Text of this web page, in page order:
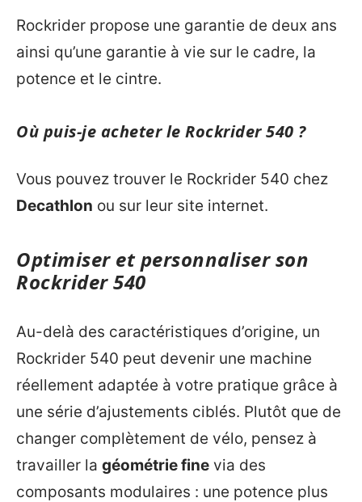
Rockrider propose une garantie de deux ans
ainsi qu’une garantie à vie sur le cadre, la
potence et le cintre.
Où puis-je acheter le Rockrider 540 ?
Vous pouvez trouver le Rockrider 540 chez
Decathlon ou sur leur site internet.
Optimiser et personnaliser son
Rockrider 540
Au-delà des caractéristiques d’origine, un
Rockrider 540 peut devenir une machine
réellement adaptée à votre pratique grâce à
une série d’ajustements ciblés. Plutôt que de
changer complètement de vélo, pensez à
travailler la géométrie fine via des
composants modulaires : une potence plus